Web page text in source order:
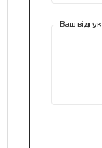
Ваш відгук